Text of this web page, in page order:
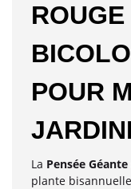
POUR
La Pensée
plante